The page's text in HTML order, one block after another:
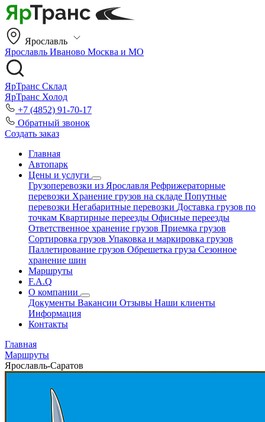
Ярославль
Ярославль Иваново Москва и МО
ЯрТранс Склад
ЯрТранс Холод
+7 (4852) 91-70-17
Обратный звонок
Создать заказ
Главная
Автопарк
Цены и услуги
Грузоперевозки из Ярославля Рефрижераторные
перевозки Хранение грузов на складе Попутные
перевозки Негабаритные перевозки Доставка грузов по
точкам Квартирные переезды Офисные переезды
Ответственное хранение грузов Приемка грузов
Сортировка грузов Упаковка и маркировка грузов
Паллетирование грузов Обрешетка груза Сезонное
хранение шин
Маршруты
F.A.Q
О компании
Документы Вакансии Отзывы Наши клиенты
Информация
Контакты
Главная
Маршруты
Ярославль-Саратов